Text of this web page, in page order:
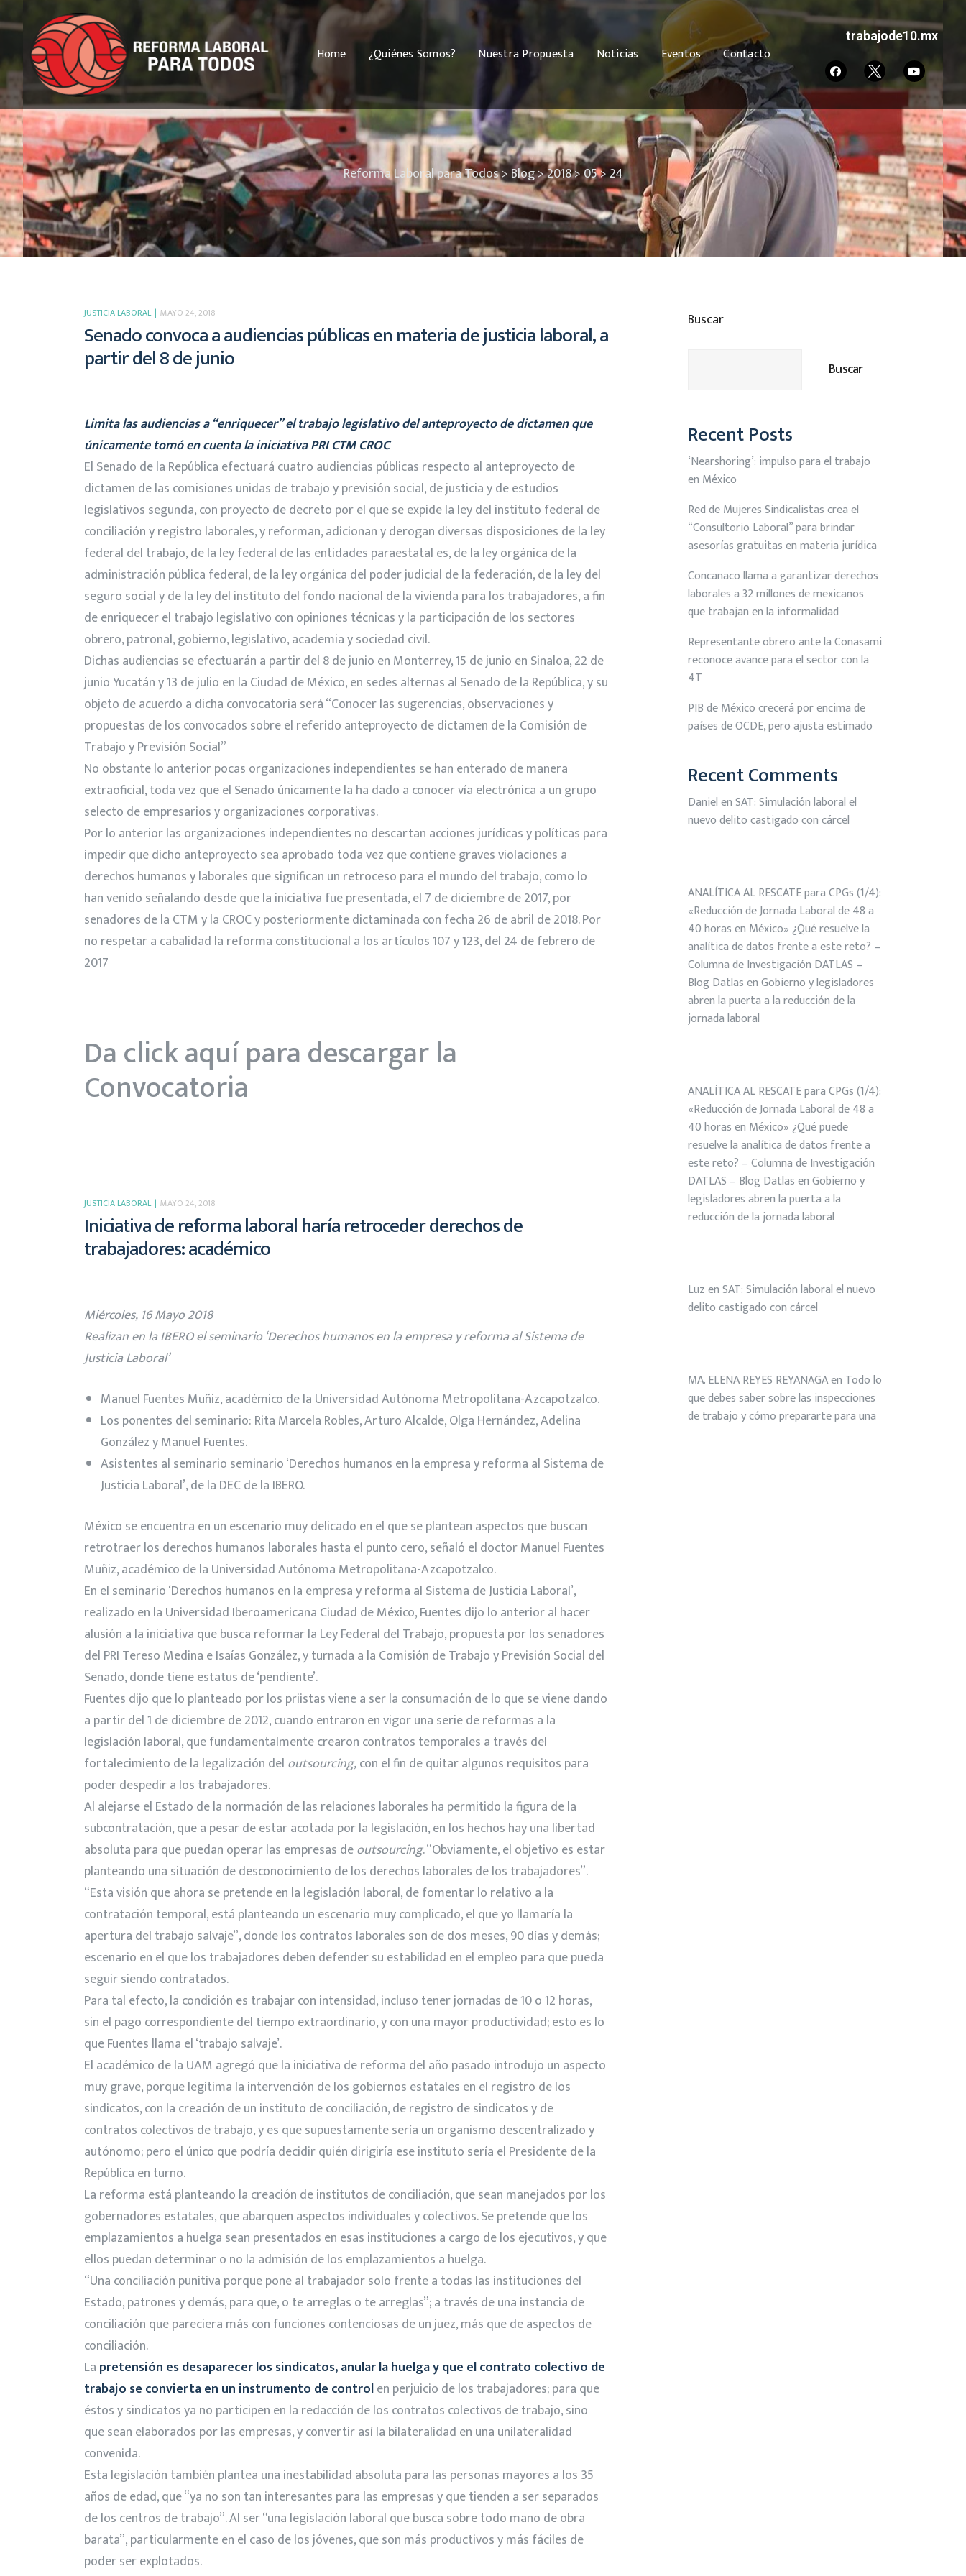
Home ¿Quiénes Somos? Nuestra Propuesta Noticias Eventos Contacto
trabajode10.mx
Reforma Laboral para Todos> Blog>2018>05>24
JUSTICIA LABORAL MAYO 24, 2018
Senado convoca a audiencias públicas en materia de justicia laboral, a
partir del 8 de junio
Limita las audiencias a “enriquecer” el trabajo legislativo del anteproyecto de dictamen que
únicamente tomó en cuenta la iniciativa PRI CTM CROC
El Senado de la República efectuará cuatro audiencias públicas respecto al anteproyecto de
dictamen de las comisiones unidas de trabajo y previsión social, de justicia y de estudios
legislativos segunda, con proyecto de decreto por el que se expide la ley del instituto federal de
conciliación y registro laborales, y reforman, adicionan y derogan diversas disposiciones de la ley
federal del trabajo, de la ley federal de las entidades paraestatal es, de la ley orgánica de la
administración pública federal, de la ley orgánica del poder judicial de la federación, de la ley del
seguro social y de la ley del instituto del fondo nacional de la vivienda para los trabajadores, a fin
de enriquecer el trabajo legislativo con opiniones técnicas y la participación de los sectores
obrero, patronal, gobierno, legislativo, academia y sociedad civil.
Dichas audiencias se efectuarán a partir del 8 de junio en Monterrey, 15 de junio en Sinaloa, 22 de
junio Yucatán y 13 de julio en la Ciudad de México, en sedes alternas al Senado de la República, y su
objeto de acuerdo a dicha convocatoria será “Conocer las sugerencias, observaciones y
propuestas de los convocados sobre el referido anteproyecto de dictamen de la Comisión de
Trabajo y Previsión Social”
No obstante lo anterior pocas organizaciones independientes se han enterado de manera
extraoficial, toda vez que el Senado únicamente la ha dado a conocer vía electrónica a un grupo
selecto de empresarios y organizaciones corporativas.
Por lo anterior las organizaciones independientes no descartan acciones jurídicas y políticas para
impedir que dicho anteproyecto sea aprobado toda vez que contiene graves violaciones a
derechos humanos y laborales que significan un retroceso para el mundo del trabajo, como lo
han venido señalando desde que la iniciativa fue presentada, el 7 de diciembre de 2017, por
senadores de la CTM y la CROC y posteriormente dictaminada con fecha 26 de abril de 2018. Por
no respetar a cabalidad la reforma constitucional a los artículos 107 y 123, del 24 de febrero de
2017
Da click aquí para descargar la
Convocatoria
JUSTICIA LABORAL MAYO 24, 2018
Iniciativa de reforma laboral haría retroceder derechos de
trabajadores: académico
Miércoles, 16 Mayo 2018
Realizan en la IBERO el seminario ‘Derechos humanos en la empresa y reforma al Sistema de
Justicia Laboral’
Manuel Fuentes Muñiz, académico de la Universidad Autónoma Metropolitana-Azcapotzalco.
Los ponentes del seminario: Rita Marcela Robles, Arturo Alcalde, Olga Hernández, Adelina
González y Manuel Fuentes.
Asistentes al seminario seminario ‘Derechos humanos en la empresa y reforma al Sistema de
Justicia Laboral’, de la DEC de la IBERO.
México se encuentra en un escenario muy delicado en el que se plantean aspectos que buscan
retrotraer los derechos humanos laborales hasta el punto cero, señaló el doctor Manuel Fuentes
Muñiz, académico de la Universidad Autónoma Metropolitana-Azcapotzalco.
En el seminario ‘Derechos humanos en la empresa y reforma al Sistema de Justicia Laboral’,
realizado en la Universidad Iberoamericana Ciudad de México, Fuentes dijo lo anterior al hacer
alusión a la iniciativa que busca reformar la Ley Federal del Trabajo, propuesta por los senadores
del PRI Tereso Medina e Isaías González, y turnada a la Comisión de Trabajo y Previsión Social del
Senado, donde tiene estatus de ‘pendiente’.
Fuentes dijo que lo planteado por los priistas viene a ser la consumación de lo que se viene dando
a partir del 1 de diciembre de 2012, cuando entraron en vigor una serie de reformas a la
legislación laboral, que fundamentalmente crearon contratos temporales a través del
fortalecimiento de la legalización del outsourcing,con el fin de quitar algunos requisitos para
poder despedir a los trabajadores.
Al alejarse el Estado de la normación de las relaciones laborales ha permitido la figura de la
subcontratación, que a pesar de estar acotada por la legislación, en los hechos hay una libertad
absoluta para que puedan operar las empresas deoutsourcing. “Obviamente, el objetivo es estar
planteando una situación de desconocimiento de los derechos laborales de los trabajadores”.
“Esta visión que ahora se pretende en la legislación laboral, de fomentar lo relativo a la
contratación temporal, está planteando un escenario muy complicado, el que yo llamaría la
apertura del trabajo salvaje”, donde los contratos laborales son de dos meses, 90 días y demás;
escenario en el que los trabajadores deben defender su estabilidad en el empleo para que pueda
seguir siendo contratados.
Para tal efecto, la condición es trabajar con intensidad, incluso tener jornadas de 10 o 12 horas,
sin el pago correspondiente del tiempo extraordinario, y con una mayor productividad; esto es lo
que Fuentes llama el ‘trabajo salvaje’.
El académico de la UAM agregó que la iniciativa de reforma del año pasado introdujo un aspecto
muy grave, porque legitima la intervención de los gobiernos estatales en el registro de los
sindicatos, con la creación de un instituto de conciliación, de registro de sindicatos y de
contratos colectivos de trabajo, y es que supuestamente sería un organismo descentralizado y
autónomo; pero el único que podría decidir quién dirigiría ese instituto sería el Presidente de la
República en turno.
La reforma está planteando la creación de institutos de conciliación, que sean manejados por los
gobernadores estatales, que abarquen aspectos individuales y colectivos. Se pretende que los
emplazamientos a huelga sean presentados en esas instituciones a cargo de los ejecutivos, y que
ellos puedan determinar o no la admisión de los emplazamientos a huelga.
“Una conciliación punitiva porque pone al trabajador solo frente a todas las instituciones del
Estado, patrones y demás, para que, o te arreglas o te arreglas”; a través de una instancia de
conciliación que pareciera más con funciones contenciosas de un juez, más que de aspectos de
conciliación.
La pretensión es desaparecer los sindicatos, anular la huelga y que el contrato colectivo de
trabajo se convierta en un instrumento de controlen perjuicio de los trabajadores; para que
éstos y sindicatos ya no participen en la redacción de los contratos colectivos de trabajo, sino
que sean elaborados por las empresas, y convertir así la bilateralidad en una unilateralidad
convenida.
Esta legislación también plantea una inestabilidad absoluta para las personas mayores a los 35
años de edad, que “ya no son tan interesantes para las empresas y que tienden a ser separados
de los centros de trabajo”. Al ser “una legislación laboral que busca sobre todo mano de obra
barata”, particularmente en el caso de los jóvenes, que son más productivos y más fáciles de
poder ser explotados.
Buscar
Buscar
Recent Posts
‘Nearshoring’: impulso para el trabajo
en México
Red de Mujeres Sindicalistas crea el
“Consultorio Laboral” para brindar
asesorías gratuitas en materia jurídica
Concanaco llama a garantizar derechos
laborales a 32 millones de mexicanos
que trabajan en la informalidad
Representante obrero ante la Conasami
reconoce avance para el sector con la
4T
PIB de México crecerá por encima de
países de OCDE, pero ajusta estimado
Recent Comments
DanielenSAT: Simulación laboral el
nuevo delito castigado con cárcel
ANALÍTICA AL RESCATE para CPGs (1/4):
«Reducción de Jornada Laboral de 48 a
40 horas en México» ¿Qué resuelve la
analítica de datos frente a este reto? –
Columna de Investigación DATLAS –
Blog DatlasenGobierno y legisladores
abren la puerta a la reducción de la
jornada laboral
ANALÍTICA AL RESCATE para CPGs (1/4):
«Reducción de Jornada Laboral de 48 a
40 horas en México» ¿Qué puede
resuelve la analítica de datos frente a
este reto? – Columna de Investigación
DATLAS – Blog DatlasenGobierno y
legisladores abren la puerta a la
reducción de la jornada laboral
LuzenSAT: Simulación laboral el nuevo
delito castigado con cárcel
MA. ELENA REYES REYANAGAen Todo lo
que debes saber sobre las inspecciones
de trabajo y cómo prepararte para una